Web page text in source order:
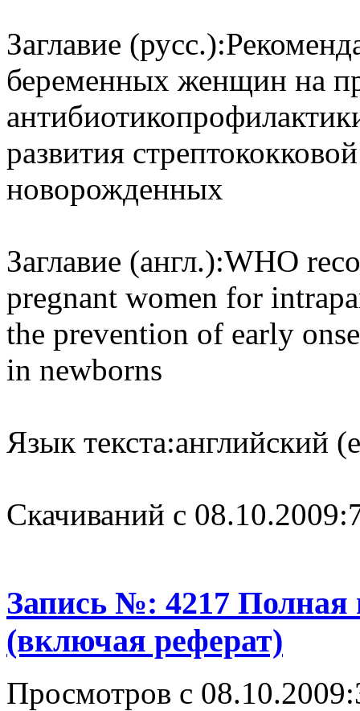
Заглавие (русс.):
беременных женщин на
развития
новорожденных
Заглавие (англ.):WHO
pregnant women for
the prevention of early
in newborns
Язык текста:английский
Cкачиваний с 08.10.2009:
Запись №: 4217 Полная
(включая реферат)
Просмотров с 08.10.2009: